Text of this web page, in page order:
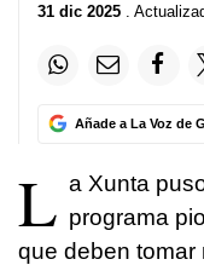
31 dic 2025 .
Añade a La Voz de
L a Xunta
programa
que deben tomar